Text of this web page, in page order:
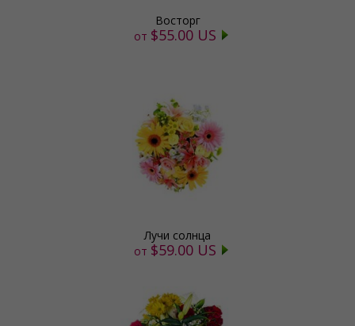
Восторг
от $55.00 US
Лучи солнца
от $59.00 US